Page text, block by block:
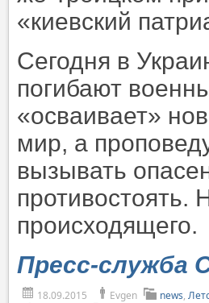
«киевский
Сегодня в
погибают
«осваивает»
мир, а
вызывать
происходящего.
Пресс-служба
18.09.2015 Evgen news,